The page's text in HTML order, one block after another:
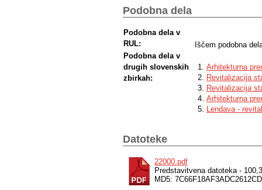
Podobna dela
Podobna dela v
RUL:
Iščem podobna
Podobna dela v
drugih slovenskih
zbirkah:
Arhitekturna
Revitalizacija
Revitalizacija
Arhitekturna
Lendava -
Datoteke
22000.pdf
Predstavitvena datoteka -
MD5: